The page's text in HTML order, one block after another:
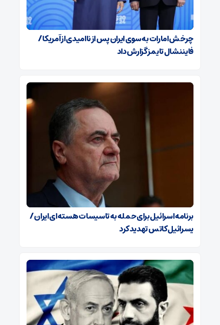
چرخش امارات به سوی ایران پس از ناامیدی از آمریکا /
فایننشال تایمز گزارش داد
برنامه اسرائیل برای حمله به تاسیسات هسته‌ای ایران /
یسرائیل کاتس تهدید کرد